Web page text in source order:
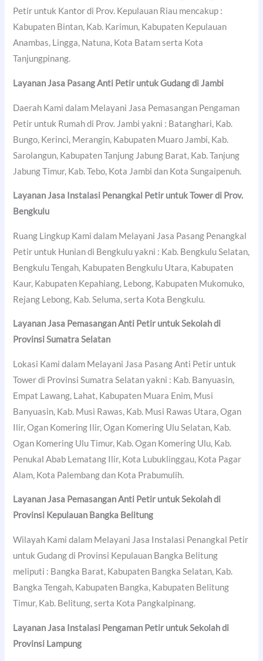
Petir untuk Kantor di Prov. Kepulauan Riau mencakup :
Kabupaten Bintan, Kab. Karimun, Kabupaten Kepulauan
Anambas, Lingga, Natuna, Kota Batam serta Kota
Tanjungpinang.
Layanan Jasa Pasang Anti Petir untuk Gudang di Jambi
Daerah Kami dalam Melayani Jasa Pemasangan Pengaman
Petir untuk Rumah di Prov. Jambi yakni : Batanghari, Kab.
Bungo, Kerinci, Merangin, Kabupaten Muaro Jambi, Kab.
Sarolangun, Kabupaten Tanjung Jabung Barat, Kab. Tanjung
Jabung Timur, Kab. Tebo, Kota Jambi dan Kota Sungaipenuh.
Layanan Jasa Instalasi Penangkal Petir untuk Tower di Prov.
Bengkulu
Ruang Lingkup Kami dalam Melayani Jasa Pasang Penangkal
Petir untuk Hunian di Bengkulu yakni : Kab. Bengkulu Selatan,
Bengkulu Tengah, Kabupaten Bengkulu Utara, Kabupaten
Kaur, Kabupaten Kepahiang, Lebong, Kabupaten Mukomuko,
Rejang Lebong, Kab. Seluma, serta Kota Bengkulu.
Layanan Jasa Pemasangan Anti Petir untuk Sekolah di
Provinsi Sumatra Selatan
Lokasi Kami dalam Melayani Jasa Pasang Anti Petir untuk
Tower di Provinsi Sumatra Selatan yakni : Kab. Banyuasin,
Empat Lawang, Lahat, Kabupaten Muara Enim, Musi
Banyuasin, Kab. Musi Rawas, Kab. Musi Rawas Utara, Ogan
Ilir, Ogan Komering Ilir, Ogan Komering Ulu Selatan, Kab.
Ogan Komering Ulu Timur, Kab. Ogan Komering Ulu, Kab.
Penukal Abab Lematang Ilir, Kota Lubuklinggau, Kota Pagar
Alam, Kota Palembang dan Kota Prabumulih.
Layanan Jasa Pemasangan Anti Petir untuk Sekolah di
Provinsi Kepulauan Bangka Belitung
Wilayah Kami dalam Melayani Jasa Instalasi Penangkal Petir
untuk Gudang di Provinsi Kepulauan Bangka Belitung
meliputi : Bangka Barat, Kabupaten Bangka Selatan, Kab.
Bangka Tengah, Kabupaten Bangka, Kabupaten Belitung
Timur, Kab. Belitung, serta Kota Pangkalpinang.
Layanan Jasa Instalasi Pengaman Petir untuk Sekolah di
Provinsi Lampung